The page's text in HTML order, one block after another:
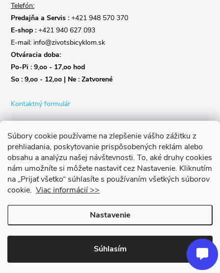
Súbory cookie používame na zlepšenie vášho zážitku z
prehliadania, poskytovanie prispôsobených reklám alebo
obsahu a analýzu našej návštevnosti. To, aké druhy cookies
nám umožníte si môžete nastaviť cez Nastavenie. Kliknutím
na „Prijať všetko“ súhlasíte s používaním všetkých súborov
cookie. Viac informácií >>
Nastavenie
Súhlasím
Telefón:
Predajňa a Servis : +421 948 570 370
E-shop : +421 940 627 093
E-mail: info@zivotsbicyklom.sk
Otváracia doba:
Po-Pi : 9,oo - 17,oo hod
So : 9,oo - 12,oo | Ne : Zatvorené
Kontaktný formulár
Copyright 2026Život s bicyklom. Všetky práva vyhradené.Upraviť
nastavenie cookies